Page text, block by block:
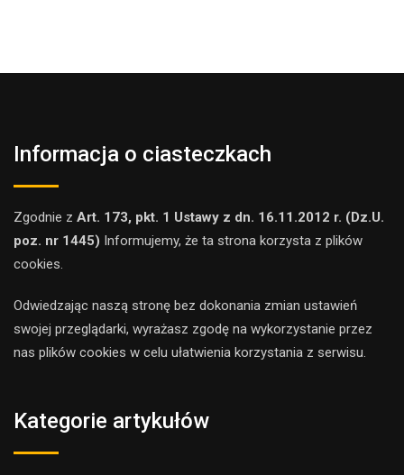
Informacja o ciasteczkach
Zgodnie z Art. 173, pkt. 1 Ustawy z dn. 16.11.2012 r. (Dz.U.
poz. nr 1445) Informujemy, że ta strona korzysta z plików
cookies.
Odwiedzając naszą stronę bez dokonania zmian ustawień
swojej przeglądarki, wyrażasz zgodę na wykorzystanie przez
nas plików cookies w celu ułatwienia korzystania z serwisu.
Kategorie artykułów